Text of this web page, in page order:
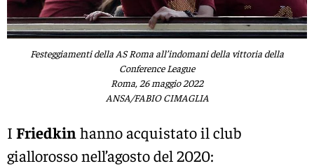
Festeggiamenti della AS Roma all’indomani della vittoria della
Conference League
Roma, 26 maggio 2022
ANSA/FABIO CIMAGLIA
I Friedkinhanno acquistato il club
giallorosso nell’agosto del 2020: